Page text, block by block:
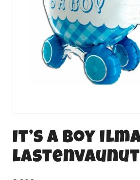
It’s a boy
lastenvaunut